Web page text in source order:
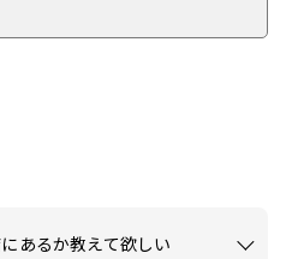
あるか教えて欲しい